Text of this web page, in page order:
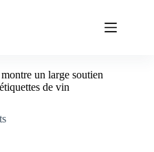
un large soutien
de vin